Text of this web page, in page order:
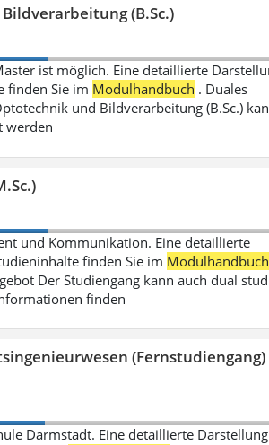
(B.Sc.)
ist möglich. Eine detaillierte
finden Sie im Modulhandbuch . Duales
und Bildverarbeitung (B.Sc.)
werden
und Kommunikation. Eine detaillierte
finden Sie im Modulhandbuch
Der Studiengang kann auch dual
finden
(Fernstudiengang)
Darmstadt. Eine detaillierte